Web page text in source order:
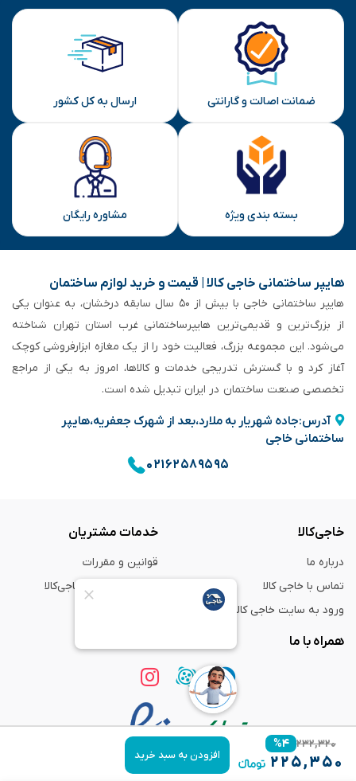
۲۳۲,۳۲۰ ۴%
۲۲۵,۳۵۰ افزودن به سبد خرید
ضمانت اصالت و گارانتی ارسال به کل کشور
بسته بندی ویژه مشاوره رایگان
هایپر ساختمانی خاجی‌ کالا | قیمت و خرید لوازم ساختمان
هایپر ساختمانی خاجی‌ با بیش از ۵۰ سال سابقه‌ درخشان، به عنوان یکی
از بزرگ‌ترین و قدیمی‌ترین هایپرساختمانی‌ غرب استان تهران شناخته
می‌شود. این مجموعه بزرگ، فعالیت خود را از یک مغازه ابزارفروشی کوچک
آغاز کرد و با گسترش تدریجی خدمات و کالاها، امروز به یکی از مراجع
تخصصی صنعت ساختمان در ایران تبدیل شده است.
آدرس:جاده شهریار به ملارد،بعد از شهرک جعفریه،هایپر
ساختمانی خاجی
۰۲۱۶۲۵۸۹۵۹۵
خاجی‌کالا
درباره ما
تماس با خاجی کالا
ورود به سایت خاجی‌ کالا
خدمات مشتریان
قوانین و مقررات
راهنمای خرید از خاجی‌کالا
همراه با ما